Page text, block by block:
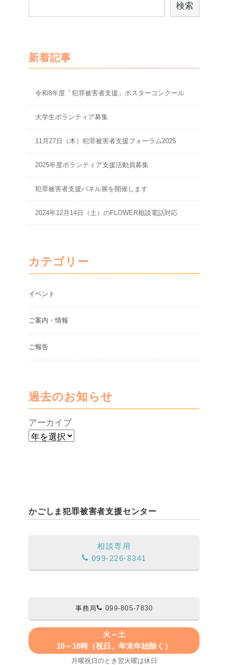
索
検索
新着記事
令和8年度「犯罪被害者支援」ポスターコンクール
大学生ボランティア募集
11月27日（木）犯罪被害者支援フォーラム2025
2025年度ボランティア支援活動員募集
犯罪被害者支援パネル展を開催します
2024年12月14日（土）のFLOWER相談電話対応
カテゴリー
イベント
ご案内・情報
ご報告
過去のお知らせ
アーカイブ
かごしま犯罪被害者支援センター
相談専用
099-226-8341
事務局 099-805-7830
火～土
10～16時（祝日、年末年始除く）
月曜祝日のとき翌火曜は休日